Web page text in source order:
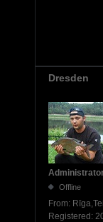
Dresden
Offline
From:
Registered: